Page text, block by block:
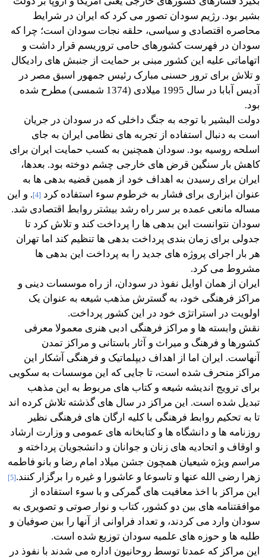
بشیر بود. رژیم سودان تصور می کرد که ایران در شرایط
محاصره اقتصادی و سیاسی، حلقه نجات سودان است؛ چرا که
سودان در فهرست کشورهای حامی تروریسم قرار داشت و
اتهاماتی علیه این کشور مبنی بر حمایت از جنبش های رادیکال
و تلاش برای ترور حسنی مبارک رئیس جمهور اسبق مصر در
آدیس آبابا در سال 1995 میلادی (1374 شمسی) مطرح شده
بود.
دولت البشیر با توجه به جنگ داخلی که در سودان در جریان
است به دنبال استفاده از تجربه های نظامی ایران به جای
اسلحه روسیه بود. سودان همچنین به کسب حمایت ایران برای
کاهش بار سنگین قرض های خارجی چشم دوخته بود. بعدها،
ایران برای رسیدن به اهداف خود از همین قضیه بدهی ها به
عنوان ابزاری برای فشار به خرطوم سوء استفاده کرد [4]
. و این
مساله مانعی عمده بر سر راه رشد بیشتر روابط اقتصادی شد.
سودان نتوانست این بدهی ها را پرداخت کند و تلاش کرد تا
جدولی برای زمان بندی پرداخت بدهی ها تنظیم کند اما تهران
هر بار اجرای پروژه های جدید را به پرداخت این بدهی ها
مشروط می کرد.
ایران از همان اوایل نفوذ در سودان، از راه موسسات دینی و
مراکز فرهنگی خود، به گسترش مذهب شیعه به عنوان یک
اولویت در استراتژی خود در این کشور پرداخت.
نقش وابسته ها و مراکز فرهنگی ادبی هنری معمولا معرفی
کشورها و فرهنگ و میراث و آثار باستانی و مراکز تمدن
آنهاست. ایران اما از اهداف دیپلماتیک و فرهنگی آشکار این
مراکز منحرف شده است، تا جایی که این موسسات به سکویی
برای ترویج اندیشه شیعه و کتاب های مربوط به این مذهب
تبدیل شده است. این مراکز در سال های گذشته تلاش کرده اند
تا به تحکیم روابط فرهنگی با کلیه ارگان های فرهنگی نظیر
روزنامه ها و دانشگاه ها و کتابخانه های عمومی و وزارت ارشاد
و اوقاف و اتحادیه های زنان و جوانان و دانشجویان پرداخته و
مراسم ویژه شیعیان همچون جشن میلاد امام رضا و بانو فاطمه
زهرا رضی الله عنها و تاسوعا و عاشورا و غیره را برگزار کنند. [5]
این مراکز با اخذ معافیت های گمرکی و با سوء استفاده از
موافقتنامه های بین دو کشور، کتاب و نوار صوتی و تصویری به
سودان وارد می کردند، و تعداد فراوانی از آنها را بین صوفیان و
طلبه ها و حوزه های علمیه سودان توزیع شده است.
این مراکز که عمدتا توسط روحانیون اداره می شدند با نفوذ در